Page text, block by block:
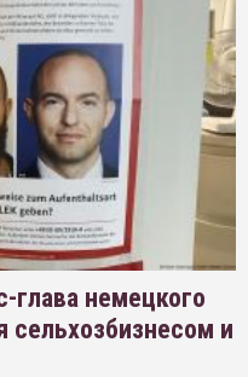
немецкого
сельхозбизнесом и